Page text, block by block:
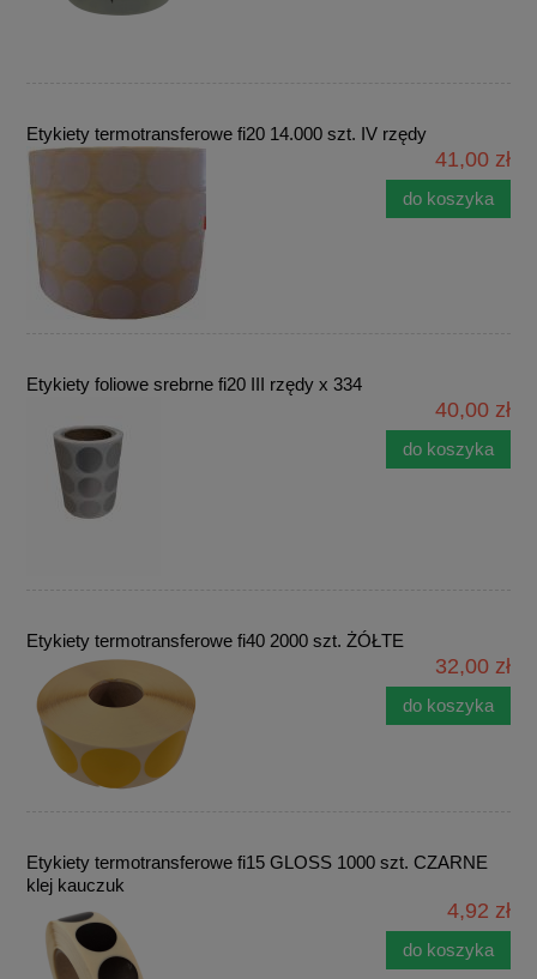
Etykiety termotransferowe fi20 14.000 szt. IV rzędy
41,00 zł
do koszyka
Etykiety foliowe srebrne fi20 III rzędy x 334
40,00 zł
do koszyka
Etykiety termotransferowe fi40 2000 szt. ŻÓŁTE
32,00 zł
do koszyka
Etykiety termotransferowe fi15 GLOSS 1000 szt. CZARNE
klej kauczuk
4,92 zł
do koszyka